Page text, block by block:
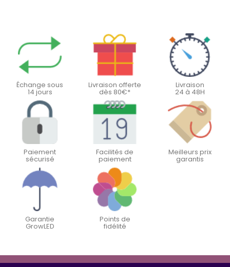
Échange sous
14 jours
Livraison offerte
dès 80€*
Livraison
24 à 48H
Paiement
sécurisé
Facilités de
paiement
Meilleurs prix
garantis
Garantie
GrowLED
Points de
fidélité